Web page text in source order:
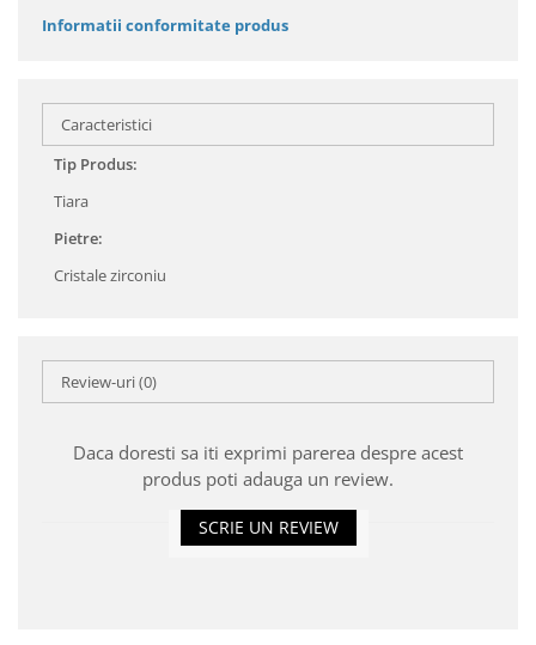
Informatii conformitate produs
Caracteristici
Tip Produs:
Tiara
Pietre:
Cristale zirconiu
Review-uri(0)
Daca doresti sa iti exprimi parerea despre acest
produs poti adauga un review.
SCRIE UN REVIEW